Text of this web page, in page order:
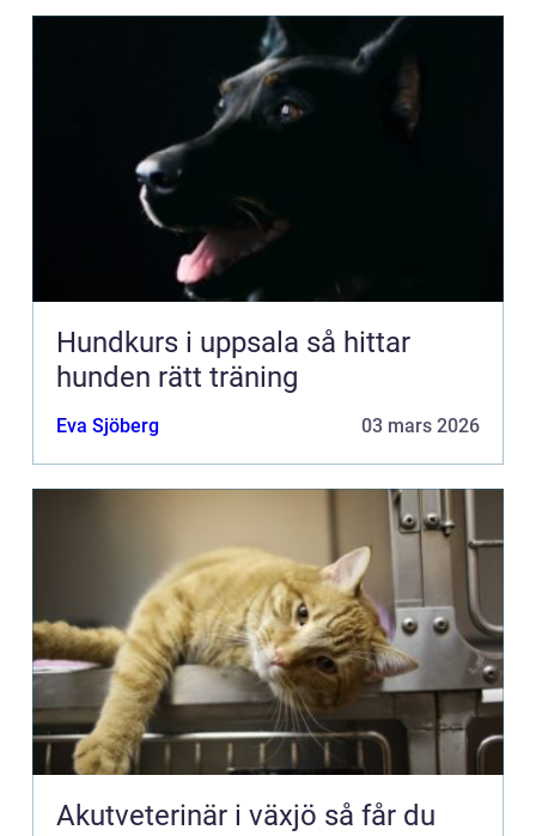
Hundkurs i uppsala så hittar
hunden rätt träning
Eva Sjöberg 03 mars 2026
Akutveterinär i växjö så får du